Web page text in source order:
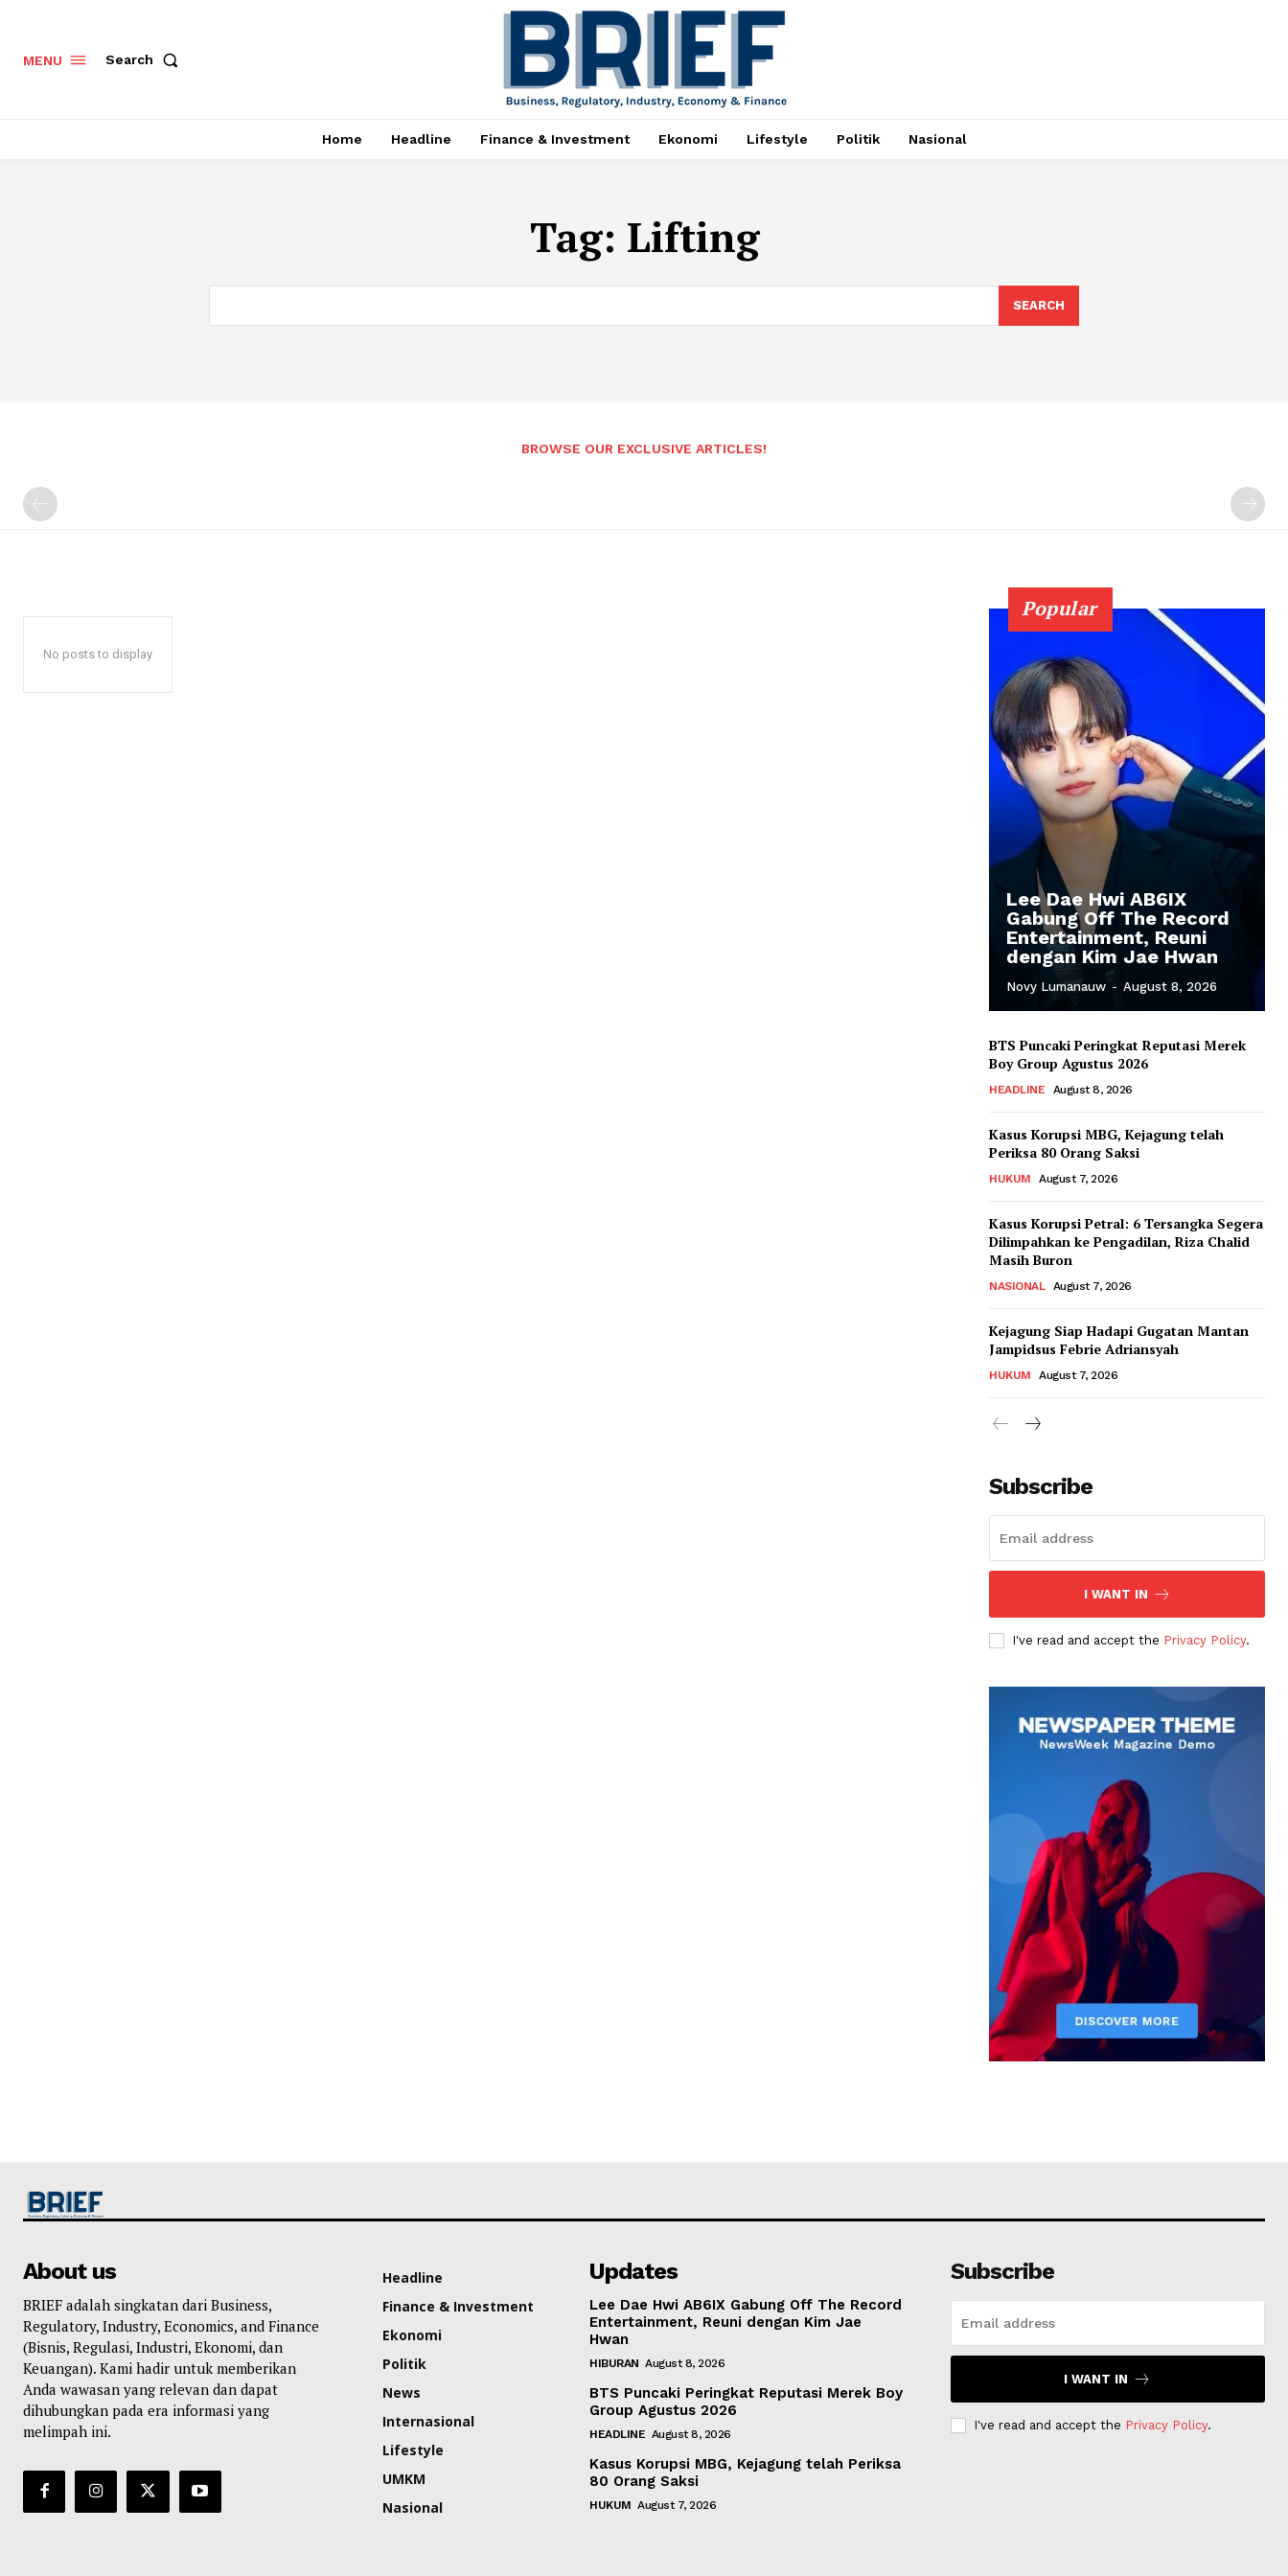
MENU Search
Home Headline Finance & Investment Ekonomi Lifestyle Politik Nasional
Tag: Lifting
SEARCH
BROWSE OUR EXCLUSIVE ARTICLES!
No posts to display
Popular
Lee Dae Hwi AB6IX
Gabung Off The Record
Entertainment, Reuni
dengan Kim Jae Hwan
Novy Lumanauw - August 8, 2026
BTS Puncaki Peringkat Reputasi Merek
Boy Group Agustus 2026
HEADLINE August 8, 2026
Kasus Korupsi MBG, Kejagung telah
Periksa 80 Orang Saksi
HUKUM August 7, 2026
Kasus Korupsi Petral: 6 Tersangka Segera
Dilimpahkan ke Pengadilan, Riza Chalid
Masih Buron
NASIONAL August 7, 2026
Kejagung Siap Hadapi Gugatan Mantan
Jampidsus Febrie Adriansyah
HUKUM August 7, 2026
Subscribe
I WANT IN
I've read and accept the Privacy Policy.
About us
BRIEF adalah singkatan dari Business,
Regulatory, Industry, Economics, and Finance
(Bisnis, Regulasi, Industri, Ekonomi, dan
Keuangan). Kami hadir untuk memberikan
Anda wawasan yang relevan dan dapat
dihubungkan pada era informasi yang
melimpah ini.
Headline
Finance & Investment
Ekonomi
Politik
News
Internasional
Lifestyle
UMKM
Nasional
Updates
Lee Dae Hwi AB6IX Gabung Off The Record
Entertainment, Reuni dengan Kim Jae
Hwan
HIBURAN August 8, 2026
BTS Puncaki Peringkat Reputasi Merek Boy
Group Agustus 2026
HEADLINE August 8, 2026
Kasus Korupsi MBG, Kejagung telah Periksa
80 Orang Saksi
HUKUM August 7, 2026
Subscribe
I WANT IN
I've read and accept the Privacy Policy.